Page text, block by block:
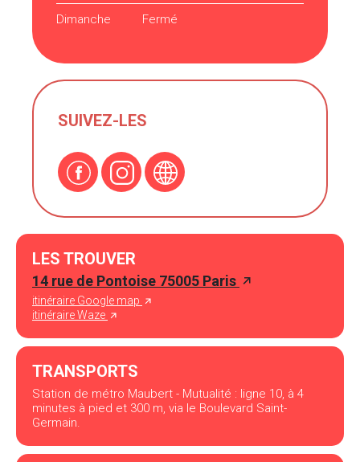
Dimanche
Fermé
SUIVEZ-LES
LES TROUVER
14 rue de Pontoise 75005 Paris
itinéraire Google map
itinéraire Waze
TRANSPORTS
Station de métro Maubert - Mutualité : ligne 10, à 4
minutes à pied et 300 m, via le Boulevard Saint-
Germain.